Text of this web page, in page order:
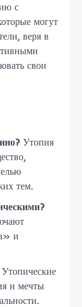
с
могут
веря в
свои
Утопия
тем.
и
Утопические
и мечты